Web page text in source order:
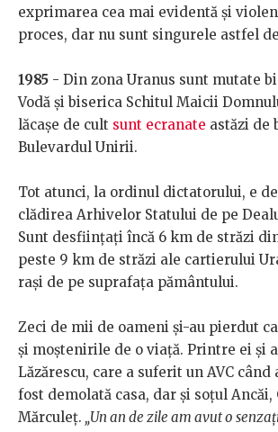
exprimarea cea mai evidentă și
proces, dar nu sunt singurele astfel
1985 - Din zona Uranus sunt mutate
Vodă și biserica Schitul Maicii
lăcașe de cult sunt ecranate astăzi de
Bulevardul Unirii.
Tot atunci, la ordinul dictatorului, e
clădirea Arhivelor Statului de pe
Sunt desființați încă 6 km de străzi
peste 9 km de străzi ale cartierului
rași de pe suprafața pământului.
Zeci de mii de oameni și-au pierdut
și moștenirile de o viață. Printre ei și
Lăzărescu, care a suferit un AVC când
fost demolată casa, dar și soțul Ancăi,
Mărculeț. „Un an de zile am avut o